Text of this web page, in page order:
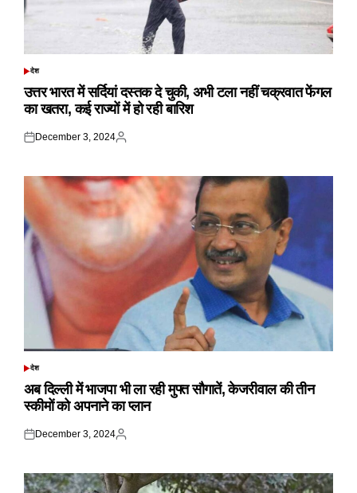
POSTED
देश
उत्तर भारत में सर्दियां दस्तक दे चुकी, अभी टला नहीं चक्रवात फेंगल
का खतरा, कई राज्यों में हो रही बारिश
Posted
December 3, 2024
Posted
POSTED
देश
अब दिल्ली में भाजपा भी ला रही मुफ्त सौगातें, केजरीवाल की तीन
स्कीमों को अपनाने का प्लान
Posted
December 3, 2024
Posted